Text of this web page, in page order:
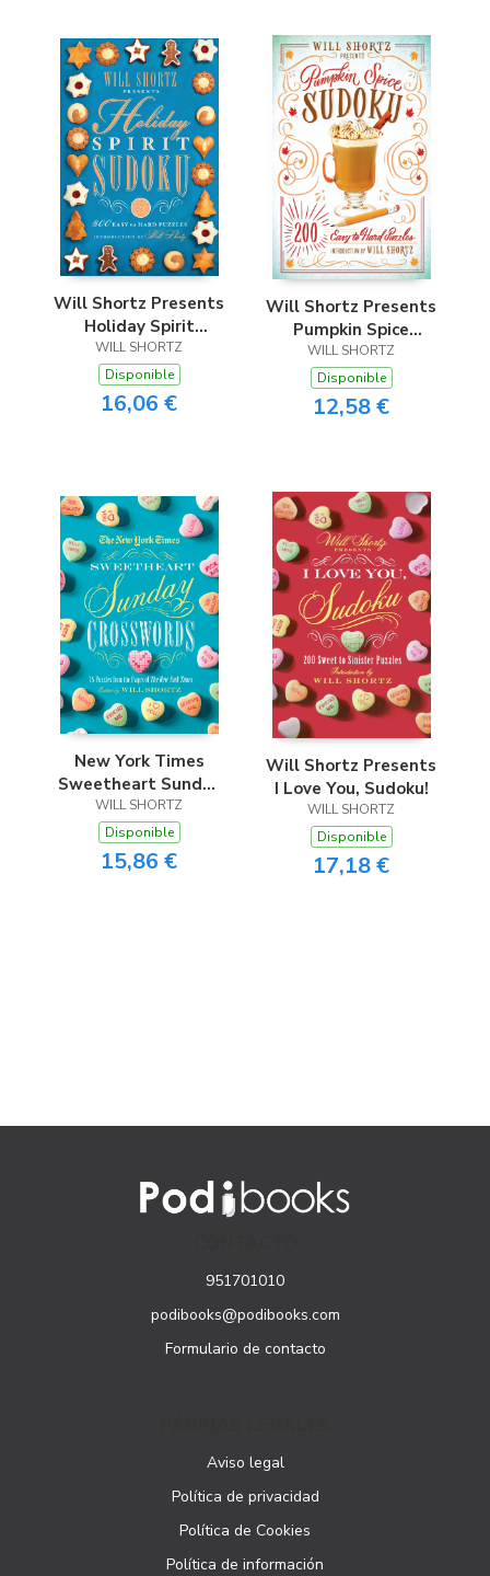
Will Shortz Presents
Holiday Spirit
Sudoku
WILL SHORTZ
Disponible
16,06 €
Will Shortz Presents
Pumpkin Spice
Sudoku
WILL SHORTZ
Disponible
12,58 €
New York Times
Sweetheart Sunday
Crosswords
WILL SHORTZ
Disponible
15,86 €
Will Shortz Presents
I Love You, Sudoku!
WILL SHORTZ
Disponible
17,18 €
951701010
podibooks@podibooks.com
Formulario de contacto
Aviso legal
Política de privacidad
Política de Cookies
Política de información